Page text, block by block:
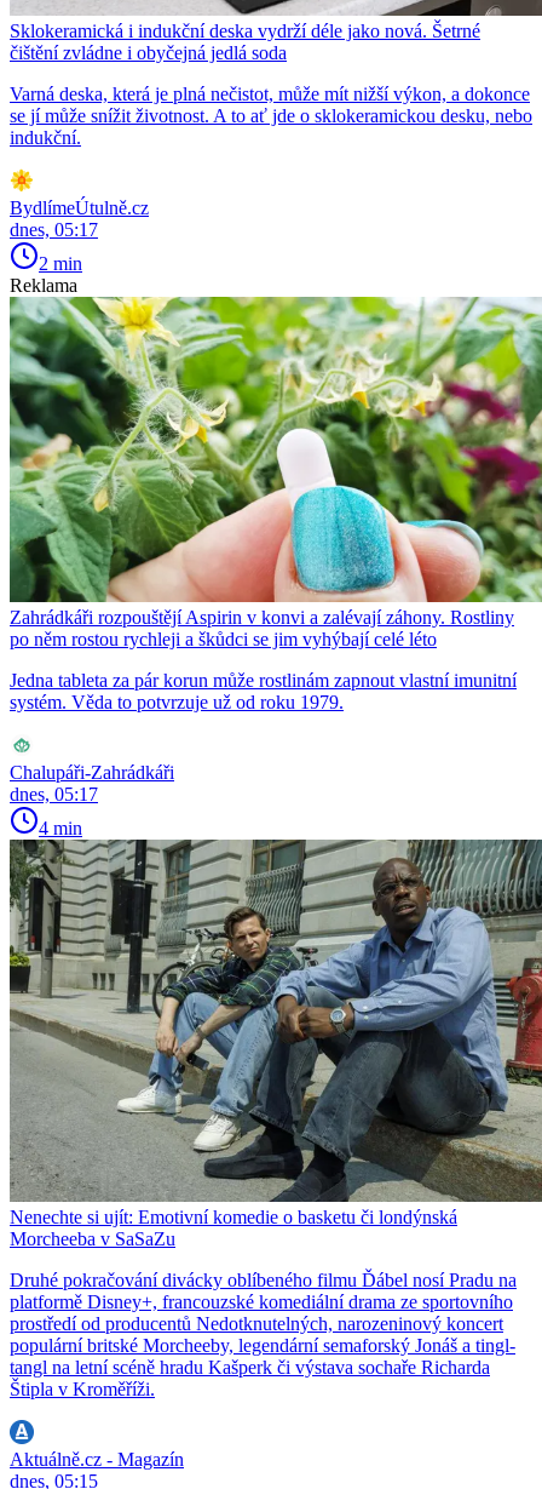
Sklokeramická i indukční deska vydrží déle jako nová. Šetrné
čištění zvládne i obyčejná jedlá soda
Varná deska, která je plná nečistot, může mít nižší výkon, a dokonce
se jí může snížit životnost. A to ať jde o sklokeramickou desku, nebo
indukční.
BydlímeÚtulně.cz
dnes, 05:17
2 min
Reklama
Zahrádkáři rozpouštějí Aspirin v konvi a zalévají záhony. Rostliny
po něm rostou rychleji a škůdci se jim vyhýbají celé léto
Jedna tableta za pár korun může rostlinám zapnout vlastní imunitní
systém. Věda to potvrzuje už od roku 1979.
Chalupáři-Zahrádkáři
dnes, 05:17
4 min
Nenechte si ujít: Emotivní komedie o basketu či londýnská
Morcheeba v SaSaZu
Druhé pokračování divácky oblíbeného filmu Ďábel nosí Pradu na
platformě Disney+, francouzské komediální drama ze sportovního
prostředí od producentů Nedotknutelných, narozeninový koncert
populární britské Morcheeby, legendární semaforský Jonáš a tingl-
tangl na letní scéně hradu Kašperk či výstava sochaře Richarda
Štipla v Kroměříži.
Aktuálně.cz - Magazín
dnes, 05:15